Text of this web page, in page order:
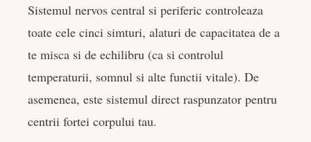
Sistemul nervos central si periferic controleaza
toate cele cinci simturi, alaturi de capacitatea de a
te misca si de echilibru (ca si controlul
temperaturii, somnul si alte functii vitale). De
asemenea, este sistemul direct raspunzator pentru
centrii fortei corpului tau.